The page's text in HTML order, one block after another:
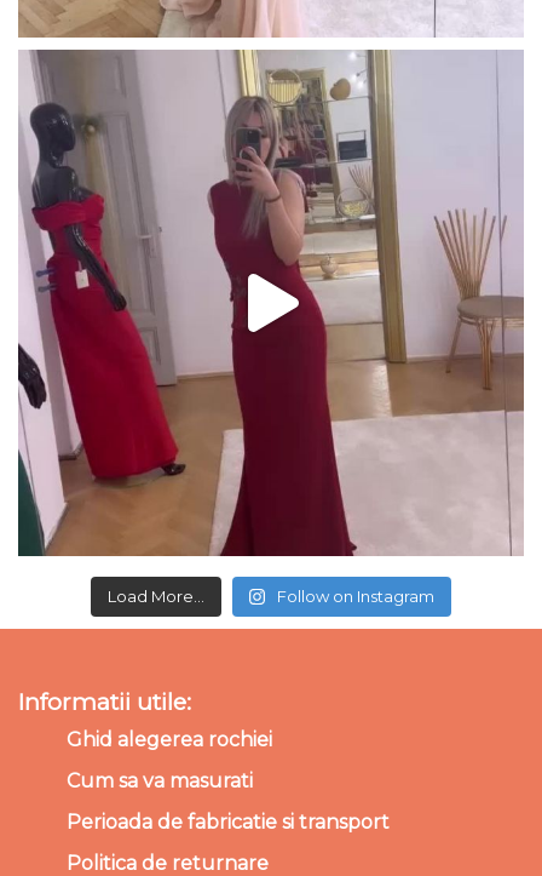
Load More... Follow on Instagram
Informatii utile:
Ghid alegerea rochiei
Cum sa va masurati
Perioada de fabricatie si transport
Politica de returnare